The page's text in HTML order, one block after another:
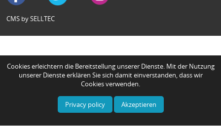
CMS by SELLTEC
Cookies erleichtern die Bereitstellung unserer Dienste. Mit der Nutzung
unserer Dienste erklären Sie sich damit einverstanden, dass wir
Cookies verwenden.
Privacy policy Akzeptieren